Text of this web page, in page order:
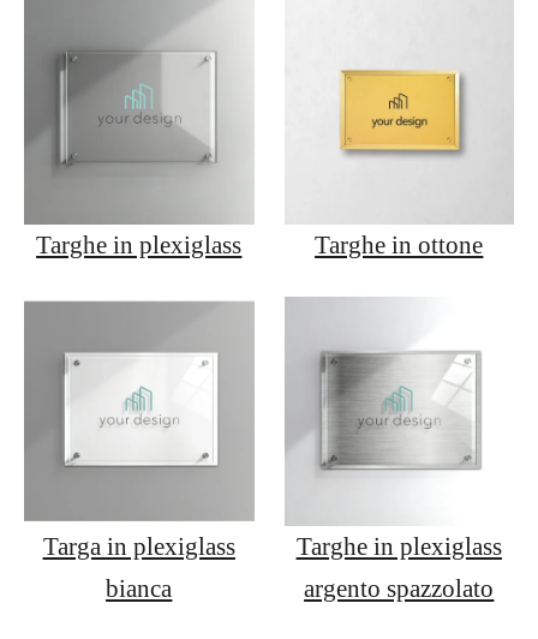
Targhe in plexiglass Targhe in ottone
Targa in plexiglass
bianca
Targhe in plexiglass
argento spazzolato